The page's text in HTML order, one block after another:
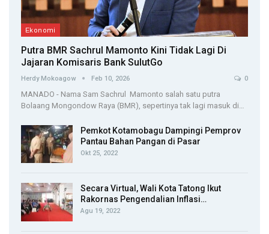
Ekonomi
Putra BMR Sachrul Mamonto Kini Tidak Lagi Di
Jajaran Komisaris Bank SulutGo
Herdy Mokoagow Feb 10, 2026 0
MANADO - Nama Sam Sachrul Mamonto salah satu putra
Bolaang Mongondow Raya (BMR), sepertinya tak lagi masuk di…
Pemkot Kotamobagu Dampingi Pemprov
Pantau Bahan Pangan di Pasar
Okt 25, 2022
Secara Virtual, Wali Kota Tatong Ikut
Rakornas Pengendalian Inflasi…
Agu 19, 2022